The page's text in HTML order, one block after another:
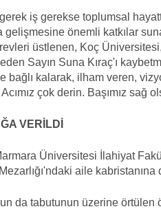
iş gerekse toplumsal
önemli katkılar
üstlenen, Koç
Sayın Suna Kıraç'ı
bağlı kalarak, ilham veren,
çok derin. Başımız sağ
VERİLDİ
Üniversitesi İlahiyat
aile kabristanına
da tabutunun üzerine